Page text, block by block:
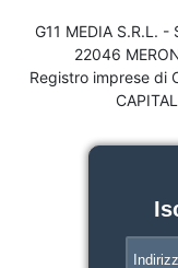
G11 MEDIA S.R.L.
22046
Registro imprese di